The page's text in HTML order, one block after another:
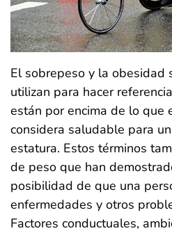
El sobrepeso y la obesidad
utilizan para hacer
están por encima de lo que
considera saludable para
estatura. Estos términos
de peso que han
posibilidad de que una
enfermedades y otros
Factores conductuales,